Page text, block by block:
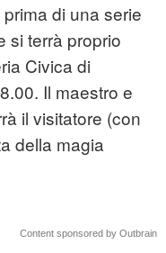
di una serie
si terrà proprio
Civica di
Il maestro e
il visitatore (con
della magia
Content sponsored by Outbrain